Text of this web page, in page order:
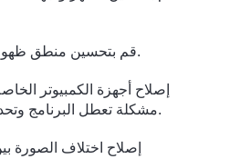
قم بتحسين منطق ظهور نافذة التحديث.
مشكلة تعطل البرنامج وتحديث النواة الداخلية.